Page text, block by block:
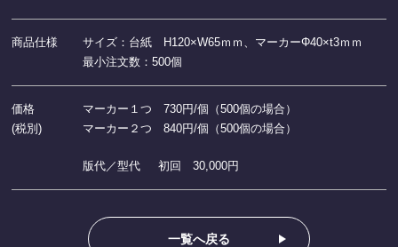
商品仕様
サイズ：台紙 H120×W65ｍｍ、マーカーΦ40×t3ｍｍ
最小注文数：500個
価格
(税別)
マーカー１つ 730円/個（500個の場合）
マーカー２つ 840円/個（500個の場合）
版代／型代 初回 30,000円
一覧へ戻る